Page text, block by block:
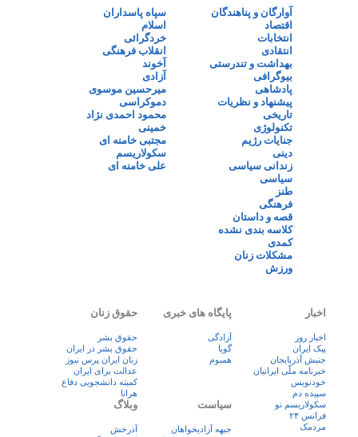
آوارگان و پناهندگان
اقتصاد
انتخابات
انتقادی
بهداشت و تندرستی
بیوگرافی
پادشاهی
پیشنهاد و نظریات
تاریخی
تکنولوژی
جنایات رژیم
دینی
زندانی سیاسی
سیاسی
طنز
فرهنگی
قصه و داستان
کلاسه بندی نشده
کمدی
مشکلات زنان
ورزش
سپاه پاسداران
اسلام
خردگرائی
انقلاب فرهنگی
آخوند
آزادی
میرحسین موسوی
دموکراسی
محمود احمدی نژاد
خمینی
مجتبی خامنه ای
سکولاریسم
علی خامنه ای
اخبار
اخبار روز
پيک ايران
جنبش آذربایجان
خبرنامه ملّی ایرانیان
خودنویس
سپیده دم
سکولاریسم نو
فرانس ۲۴
مردمک
پایگاه های خبری
آزادگی
گویا
همبوم
حقوق زنان
حقوق بشر
حقوق بشر در ایران
زنان ايران پرس نيوز
عدالت برای ایران
کمیته دانشجویی دفاع
هرانا
سیاست
جبهه آزادیخواهان
وبلاگ
آذرخش